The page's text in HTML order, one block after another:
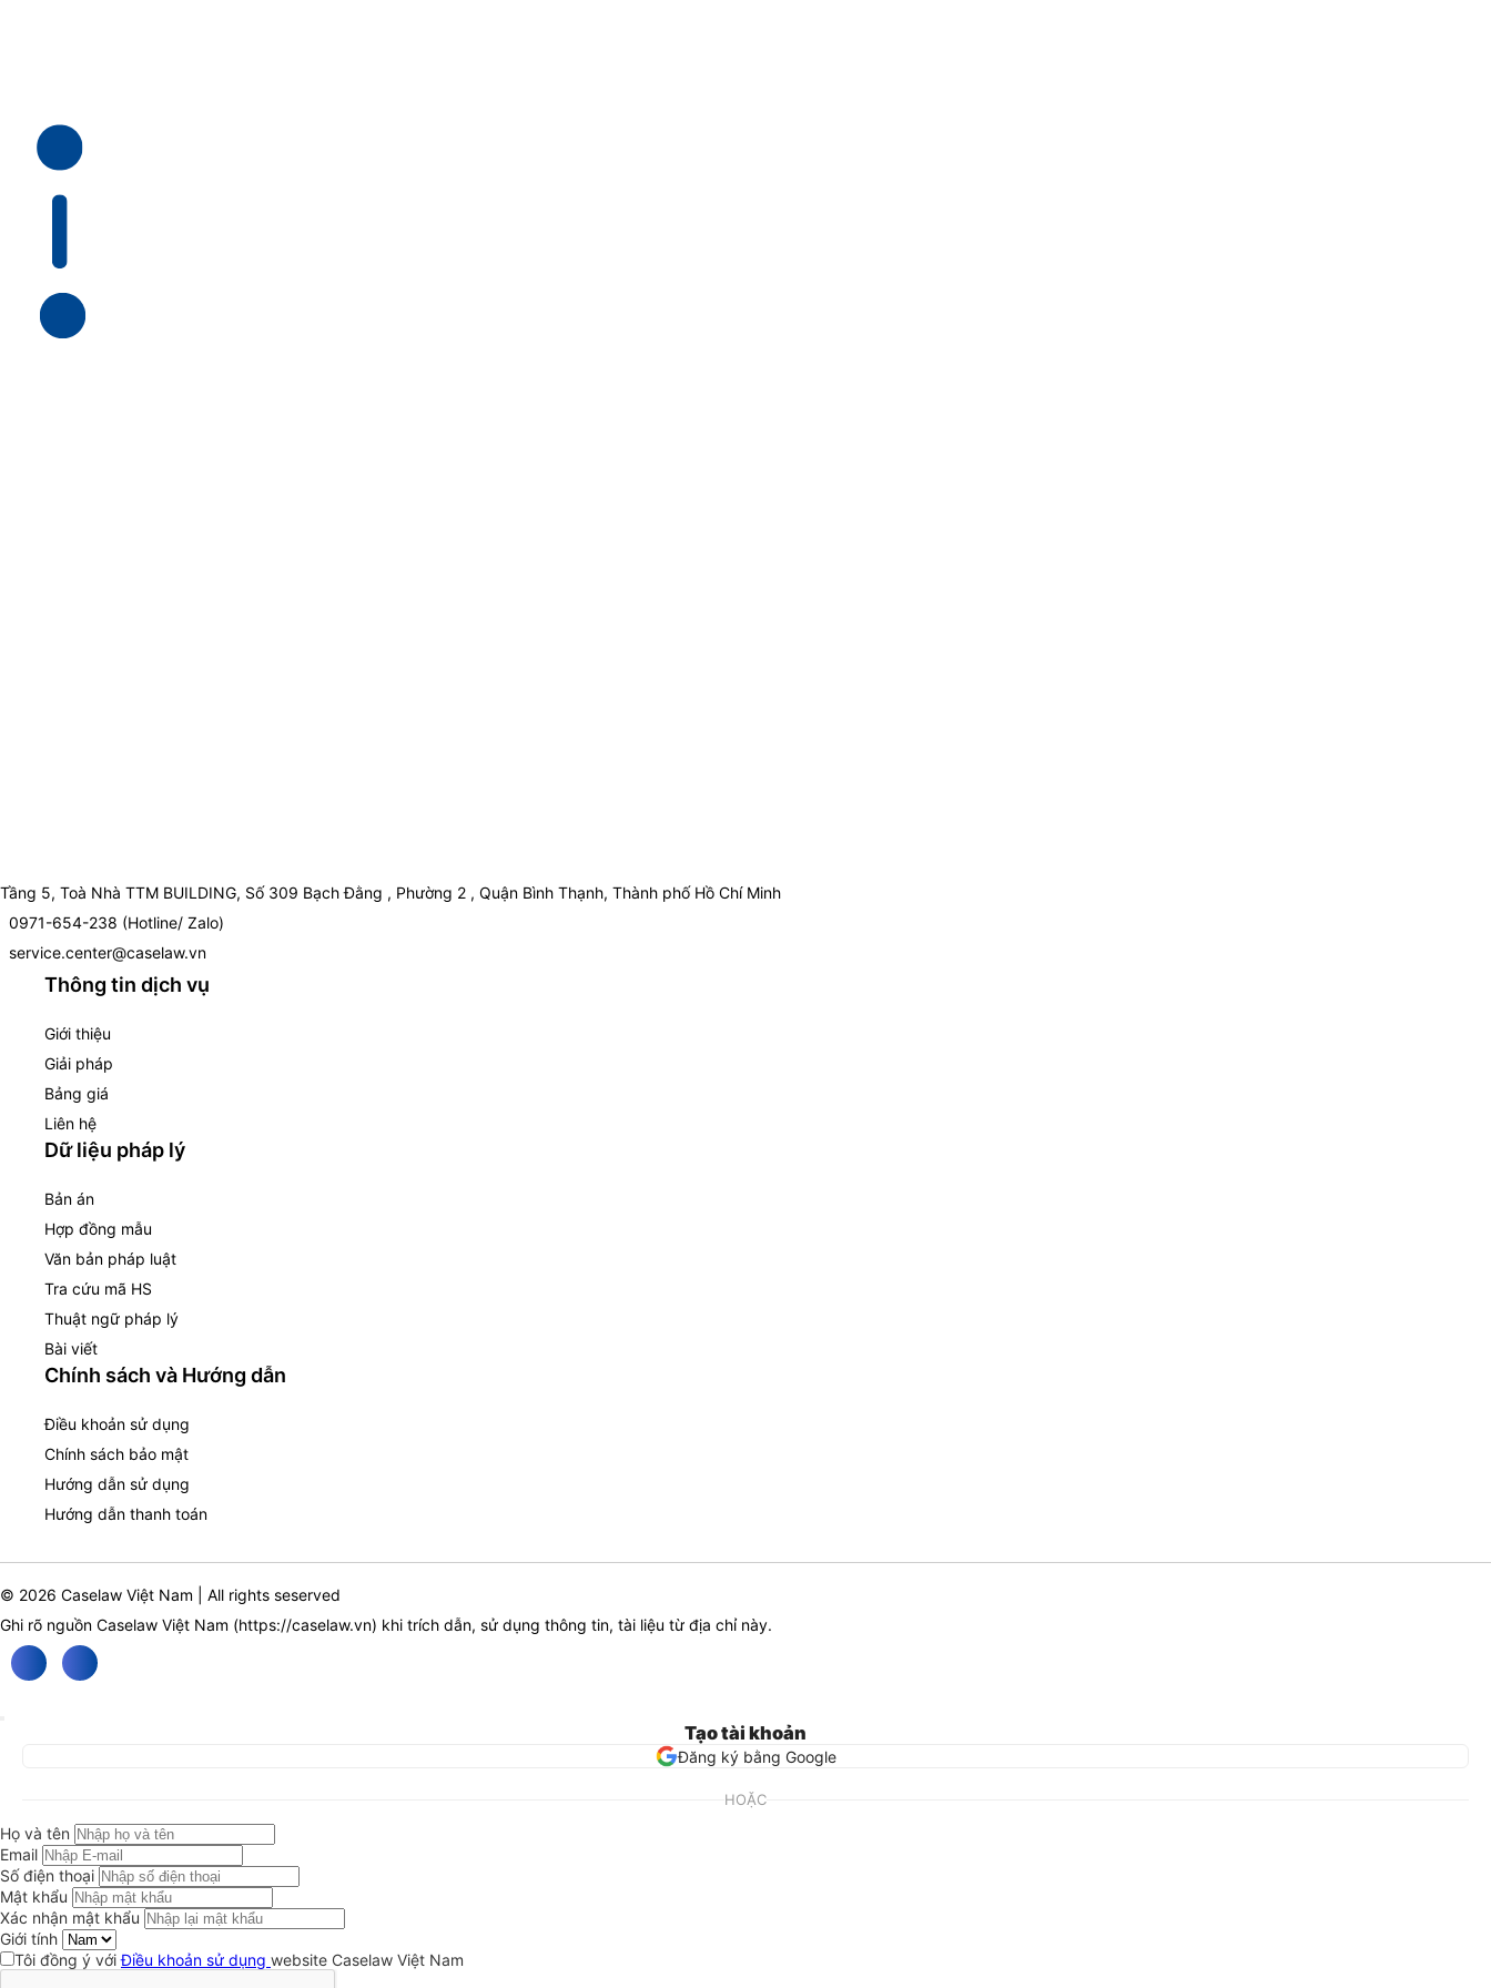
Tầng 5, Toà Nhà TTM BUILDING, Số 309 Bạch Đằng , Phường 2 , Quận Bình Thạnh, Thành phố Hồ Chí Minh
0971-654-238 (Hotline/ Zalo)
service.center@caselaw.vn
Thông tin dịch vụ
Giới thiệu
Giải pháp
Bảng giá
Liên hệ
Dữ liệu pháp lý
Bản án
Hợp đồng mẫu
Văn bản pháp luật
Tra cứu mã HS
Thuật ngữ pháp lý
Bài viết
Chính sách và Hướng dẫn
Điều khoản sử dụng
Chính sách bảo mật
Hướng dẫn sử dụng
Hướng dẫn thanh toán
© 2026 Caselaw Việt Nam | All rights seserved
Ghi rõ nguồn Caselaw Việt Nam (https://caselaw.vn) khi trích dẫn, sử dụng thông tin, tài liệu từ địa chỉ này.
Tạo tài khoản
Đăng ký bằng Google
HOẶC
Họ và tên
Email
Số điện thoại
Mật khẩu
Xác nhận mật khẩu
Giới tính
Tôi đồng ý vớiĐiều khoản sử dụng website Caselaw Việt Nam